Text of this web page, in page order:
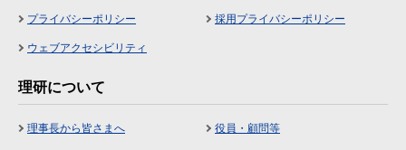
プライバシーポリシー 採用プライバシーポリシー
ウェブアクセシビリティ
理研について
理事長から皆さまへ 役員・顧問等